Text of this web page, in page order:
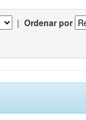
| Ordenar por